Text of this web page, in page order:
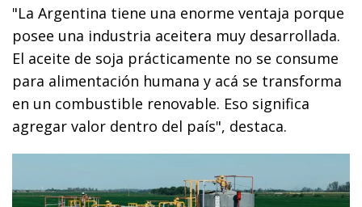
"La Argentina tiene una enorme ventaja porque
posee una industria aceitera muy desarrollada.
El aceite de soja prácticamente no se consume
para alimentación humana y acá se transforma
en un combustible renovable. Eso significa
agregar valor dentro del país", destaca.